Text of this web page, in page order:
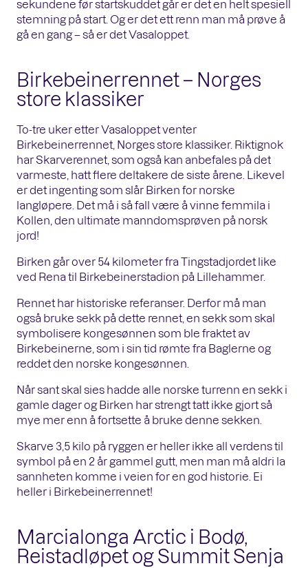
sekundene før startskuddet går er det en helt spesiell
stemning på start. Og er det ett renn man må prøve å
gå en gang – så er det Vasaloppet.
Birkebeinerrennet – Norges
store klassiker
To-tre uker etter Vasaloppet venter
Birkebeinerrennet, Norges store klassiker. Riktignok
har Skarverennet, som også kan anbefales på det
varmeste, hatt flere deltakere de siste årene. Likevel
er det ingenting som slår Birken for norske
langløpere. Det må i så fall være å vinne femmila i
Kollen, den ultimate manndomsprøven på norsk
jord!
Birken går over 54 kilometer fra Tingstadjordet like
ved Rena til Birkebeinerstadion på Lillehammer.
Rennet har historiske referanser. Derfor må man
også bruke sekk på dette rennet, en sekk som skal
symbolisere kongesønnen som ble fraktet av
Birkebeinerne, som i sin tid rømte fra Baglerne og
reddet den norske kongesønnen.
Når sant skal sies hadde alle norske turrenn en sekk i
gamle dager og Birken har strengt tatt ikke gjort så
mye mer enn å fortsette å bruke denne sekken.
Skarve 3,5 kilo på ryggen er heller ikke all verdens til
symbol på en 2 år gammel gutt, men man må aldri la
sannheten komme i veien for en god historie. Ei
heller i Birkebeinerrennet!
Marcialonga Arctic i Bodø,
Reistadløpet og Summit Senja